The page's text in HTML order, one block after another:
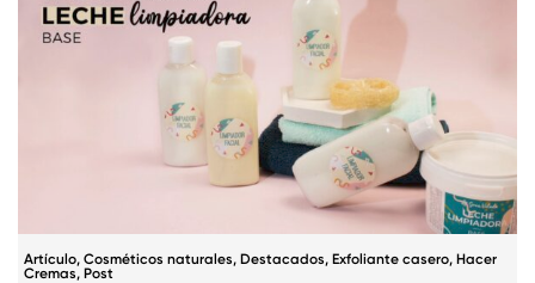
Artículo, Cosméticos naturales, Destacados, Exfoliante casero, Hacer
Cremas, Post